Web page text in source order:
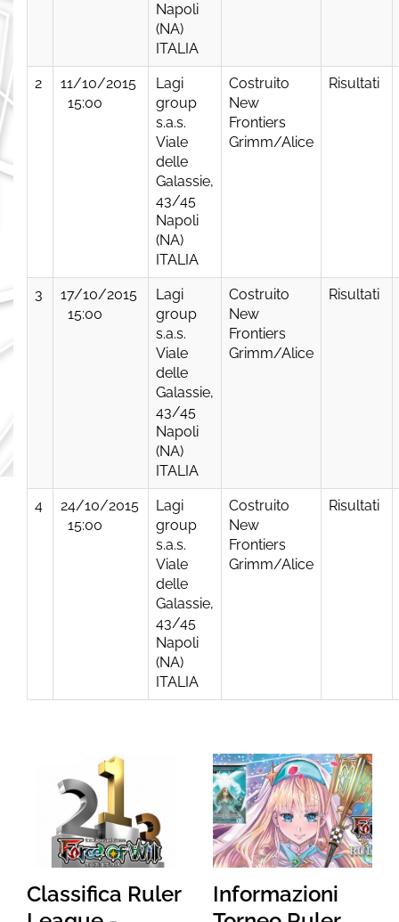
Napoli
(NA)
ITALIA
2
11/10/2015
15:00
Lagi
group
s.a.s.
Viale
delle
Galassie,
43/45
Napoli
(NA)
ITALIA
Costruito
New
Frontiers
Grimm/Alice
Risultati
3
17/10/2015
15:00
Lagi
group
s.a.s.
Viale
delle
Galassie,
43/45
Napoli
(NA)
ITALIA
Costruito
New
Frontiers
Grimm/Alice
Risultati
4
24/10/2015
15:00
Lagi
group
s.a.s.
Viale
delle
Galassie,
43/45
Napoli
(NA)
ITALIA
Costruito
New
Frontiers
Grimm/Alice
Risultati
Classifica Ruler
Informazioni